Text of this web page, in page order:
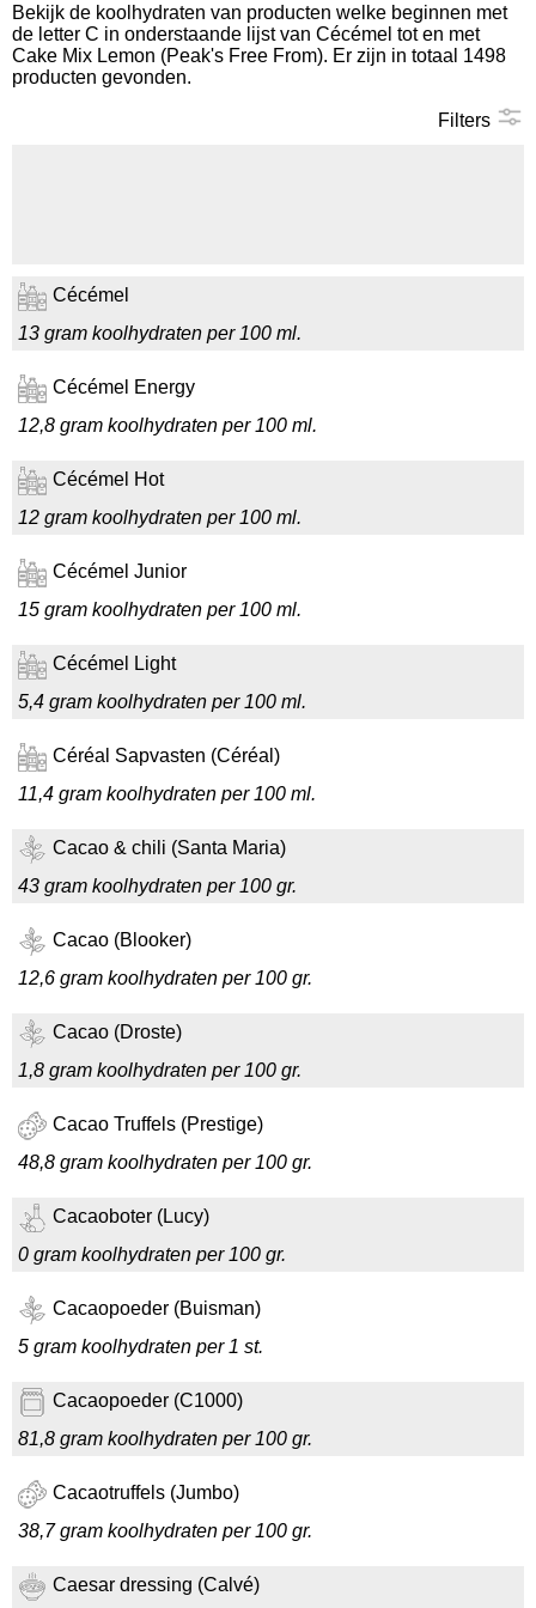
Koolhydraten tellen
Bekijk de koolhydraten van producten welke beginnen met
de letter C in onderstaande lijst van Cécémel tot en met
Cake Mix Lemon (Peak's Free From). Er zijn in totaal 1498
producten gevonden.
Filters
Cécémel
13 gram koolhydraten per 100 ml.
Cécémel Energy
12,8 gram koolhydraten per 100 ml.
Cécémel Hot
12 gram koolhydraten per 100 ml.
Cécémel Junior
15 gram koolhydraten per 100 ml.
Cécémel Light
5,4 gram koolhydraten per 100 ml.
Céréal Sapvasten (Céréal)
11,4 gram koolhydraten per 100 ml.
Cacao & chili (Santa Maria)
43 gram koolhydraten per 100 gr.
Cacao (Blooker)
12,6 gram koolhydraten per 100 gr.
Cacao (Droste)
1,8 gram koolhydraten per 100 gr.
Cacao Truffels (Prestige)
48,8 gram koolhydraten per 100 gr.
Cacaoboter (Lucy)
0 gram koolhydraten per 100 gr.
Cacaopoeder (Buisman)
5 gram koolhydraten per 1 st.
Cacaopoeder (C1000)
81,8 gram koolhydraten per 100 gr.
Cacaotruffels (Jumbo)
38,7 gram koolhydraten per 100 gr.
Caesar dressing (Calvé)